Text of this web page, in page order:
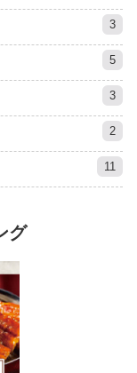
3
5
3
2
11
グ